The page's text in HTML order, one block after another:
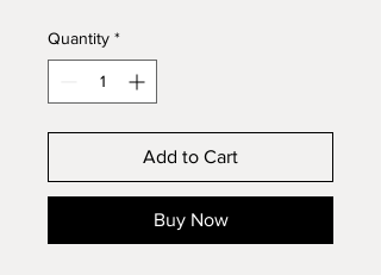
Quantity *
Add to Cart
Buy Now